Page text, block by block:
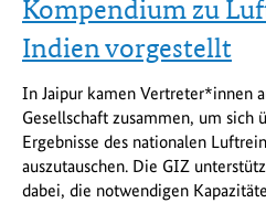
Kompendium zu
Indien vorgestellt
In Jaipur kamen Vertreter*innen
Gesellschaft zusammen, um sich
Ergebnisse des nationalen
auszutauschen. Die GIZ
dabei, die notwendigen